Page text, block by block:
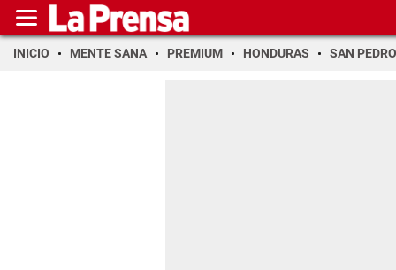
INICIO MENTE SANA PREMIUM HONDURAS SAN PEDRO